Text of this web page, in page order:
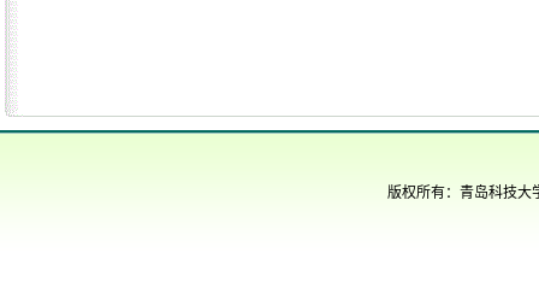
版权所有：青岛科技大